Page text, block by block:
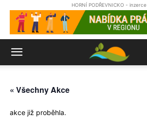
HORNÍ PODŘEVNICKO - inzerce
« Všechny Akce
akce již proběhla.